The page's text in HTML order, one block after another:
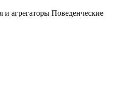
и агрегаторы Поведенческие